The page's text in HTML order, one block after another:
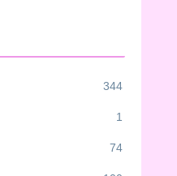
344
1
74